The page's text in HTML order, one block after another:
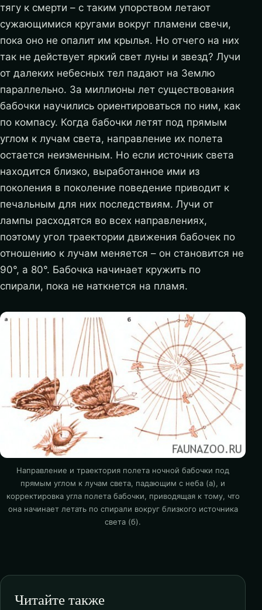
тягу к смерти – с таким упорством летают
сужающимися кругами вокруг пламени свечи,
пока оно не опалит им крылья. Но отчего на них
так не действует яркий свет луны и звезд? Лучи
от далеких небесных тел падают на Землю
параллельно. За миллионы лет существования
бабочки научились ориентироваться по ним, как
по компасу. Когда бабочки летят под прямым
углом к лучам света, направление их полета
остается неизменным. Но если источник света
находится близко, выработанное ими из
поколения в поколение поведение приводит к
печальным для них последствиям. Лучи от
лампы расходятся во всех направлениях,
поэтому угол траектории движения бабочек по
отношению к лучам меняется – он становится не
90°, а 80°. Бабочка начинает кружить по
спирали, пока не наткнется на пламя.
Направление и траектория полета ночной бабочки под
прямым углом к лучам света, падающим с неба (а), и
корректировка угла полета бабочки, приводящая к тому, что
она начинает летать по спирали вокруг близкого источника
света (б).
Читайте также